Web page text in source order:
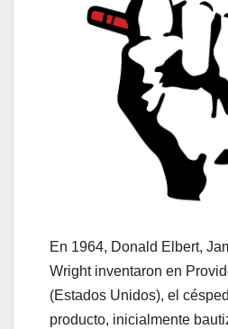
En 1964, Donald Elbert,
Wright inventaron en
(Estados Unidos), el
producto, inicialmente